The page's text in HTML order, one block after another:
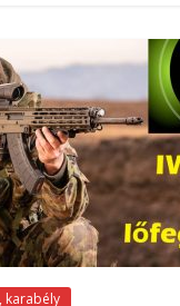
karabély